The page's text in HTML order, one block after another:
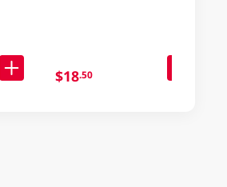
$18.50